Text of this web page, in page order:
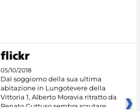
05/10/2018
Dal soggiorno della sua ultima
abitazione in Lungotevere della
Vittoria 1, Alberto Moravia ritratto da
Renato Guttuso sembra scrutare